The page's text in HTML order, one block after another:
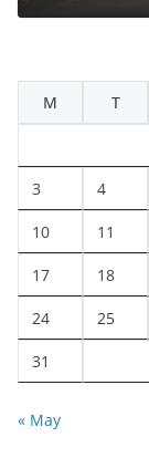
M
T
3 4
10 11
17 18
24 25
31
« May